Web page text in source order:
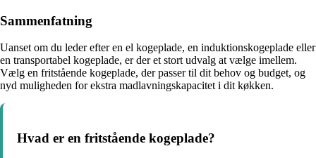
Sammenfatning
Uanset om du leder efter en el kogeplade, en induktionskogeplade eller
en transportabel kogeplade, er der et stort udvalg at vælge imellem.
Vælg en fritstående kogeplade, der passer til dit behov og budget, og
nyd muligheden for ekstra madlavningskapacitet i dit køkken.
Hvad er en fritstående kogeplade?